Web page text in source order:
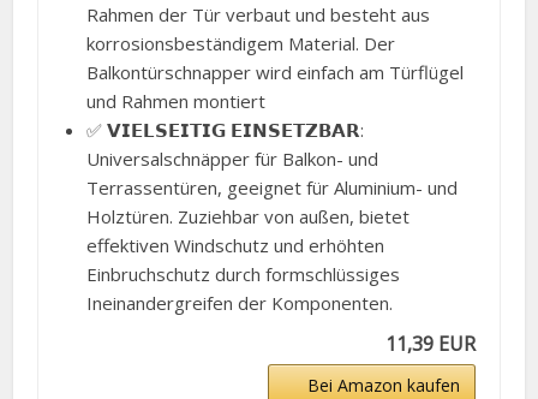
Rahmen der Tür verbaut und besteht aus
korrosionsbeständigem Material. Der
Balkontürschnapper wird einfach am Türflügel
und Rahmen montiert
✅ 𝗩𝗜𝗘𝗟𝗦𝗘𝗜𝗧𝗜𝗚 𝗘𝗜𝗡𝗦𝗘𝗧𝗭𝗕𝗔𝗥:
Universalschnäpper für Balkon- und
Terrassentüren, geeignet für Aluminium- und
Holztüren. Zuziehbar von außen, bietet
effektiven Windschutz und erhöhten
Einbruchschutz durch formschlüssiges
Ineinandergreifen der Komponenten.
11,39 EUR
Bei Amazon kaufen